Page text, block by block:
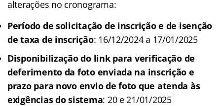
alterações no cronograma:
Período de solicitação de inscrição e de isenção
de taxa de inscrição: 16/12/2024 a 17/01/2025
Disponibilização do link para verificação de
deferimento da foto enviada na inscrição e
prazo para novo envio de foto que atenda às
exigências do sistema: 20 e 21/01/2025